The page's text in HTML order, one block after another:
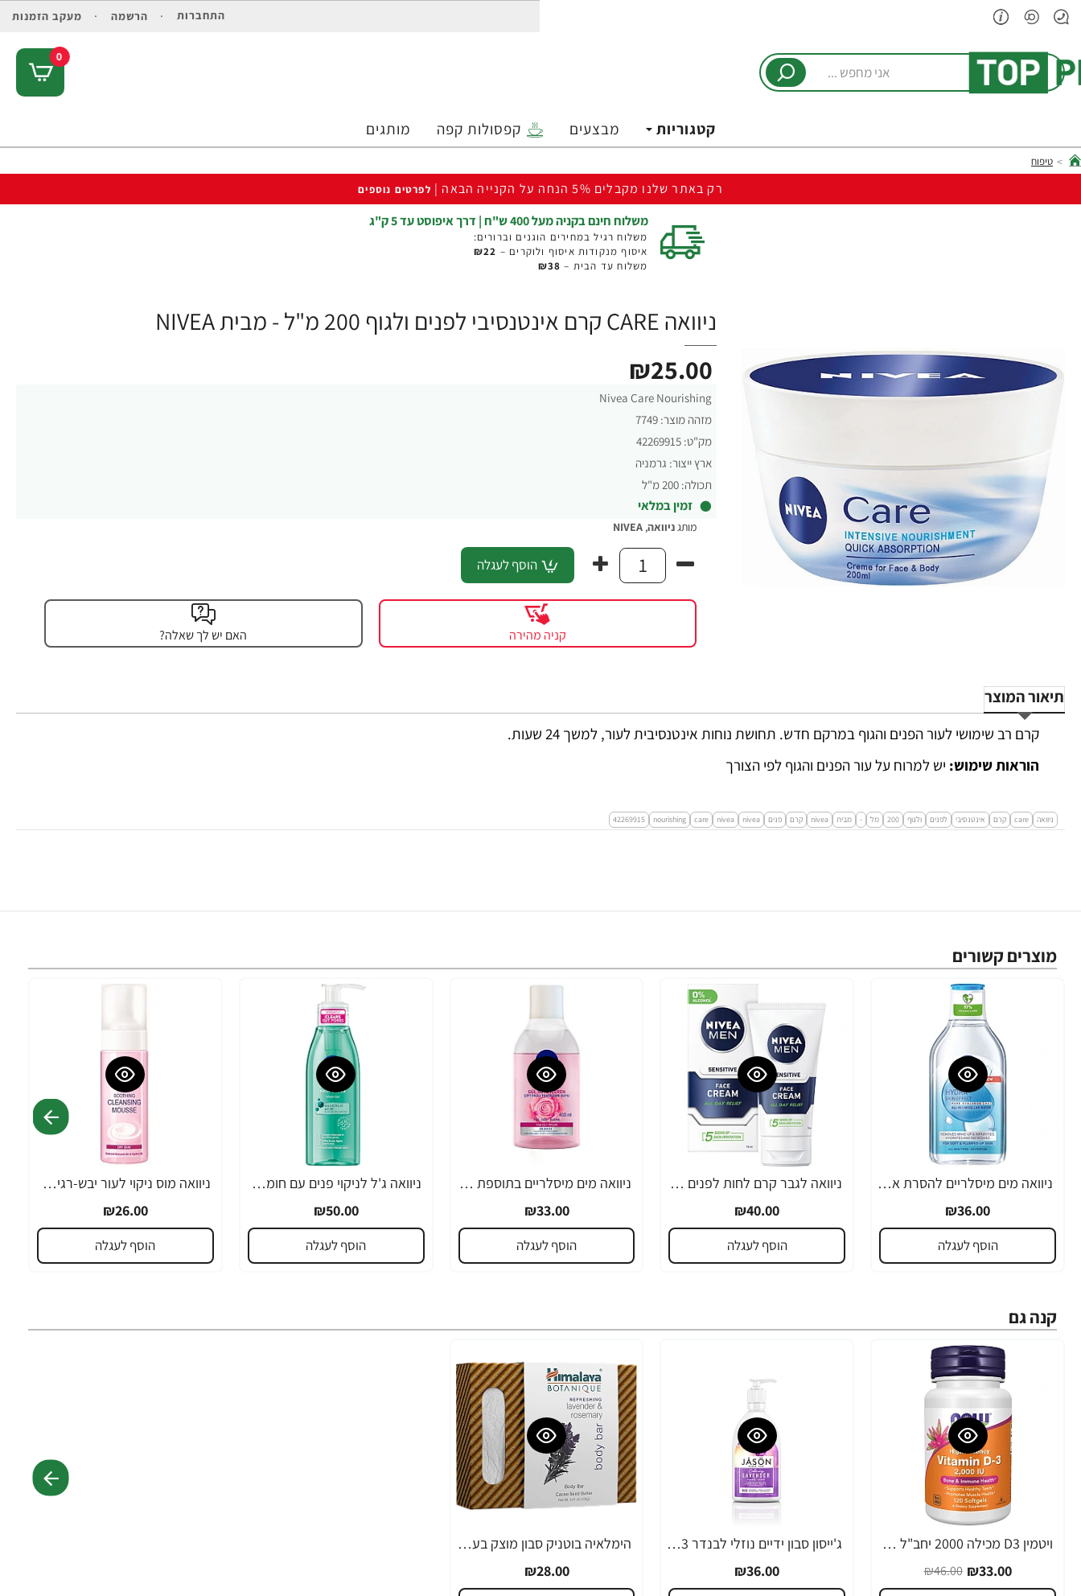
התחברות הרשמה מעקב הזמנות
מחפש
0
קטגוריות מבצעים קפסולות קפה מותגים
home
טיפוח
רק באתר שלנו מקבלים 5% הנחה על הקנייה הבאה | לפרטים נוספים
משלוח חינם בקניה מעל 400 ש"ח | דרך איפוסט עד 5 ק"ג
משלוח רגיל במחירים הוגנים וברורים:
איסוף מנקודות איסוף ולוקרים – ₪22
משלוח עד הבית – ₪38
ניוואה CARE קרם אינטנסיבי לפנים ולגוף 200 מ"ל - מבית NIVEA
Nivea Care Nourishing
מזהה מוצר: 7749
מק"ט: 42269915
ארץ ייצור: גרמניה
תכולה: 200 מ"ל
זמין במלאי
₪25.00
מותגניוואה,
NIVEA
הוסף לעגלה
קניה מהירה האם יש לך שאלה?
תיאור המוצר
קרם רב שימושי לעור הפנים והגוף במרקם חדש. תחושת נוחות אינטנסיבית לעור, למשך 24 שעות.
הוראות שימוש: יש למרוח על עור הפנים והגוף לפי הצורך
ניוואה care קרם אינטנסיבי לפנים ולגוף 200 מל - מבית nivea קרם פנים nivea
nivea
care
nourishing
42269915
מוצרים קשורים
ניוואה מים מיסלריים להסרת איפור וניקוי הפנים עם חומצה היאלורונית 400 מ"ל - מבית NIVEA
₪36.00
הוסף לעגלה
ניוואה לגבר קרם לחות לפנים לעור רגיש 75 מ"ל - מבית NIVEA
₪40.00
הוסף לעגלה
ניוואה מים מיסלריים בתוספת מי ורדים 400 מ"ל - מבית NIVEA
₪33.00
הוסף לעגלה
ניוואה ג'ל לניקוי פנים עם חומצה סליצילית ניאצינמיד 150 מ"ל - מבית NIVEA
₪50.00
הוסף לעגלה
ניוואה מוס ניקוי לעור יבש-רגיש 150 מ''ל - מבית NIVEA
₪26.00
הוסף לעגלה
קנה גם
-28%
ויטמין D3 מכילה 2000 יחב"ל 120 כמוסות מבית NOW FOODS
₪33.00
₪46.00
ג'ייסון סבון ידיים נוזלי לבנדר 473 מ"ל - מבית JASON
₪36.00
הימלאיה בוטניק סבון מוצק בעבודת יד מרענן לבנדר ורוזמרין 125 גרם - מבית Himalay
₪28.00